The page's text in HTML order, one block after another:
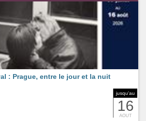
jusqu'au
16
AOUT
: Prague, entre le jour et la nuit